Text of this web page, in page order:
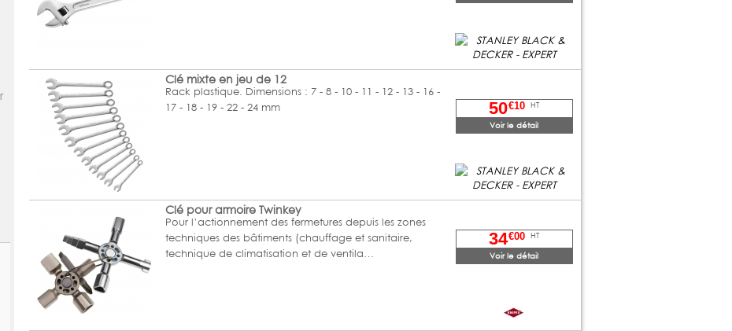
Clé mixte en jeu de 12
Rack plastique. Dimensions : 7 - 8 - 10 - 11 - 12 - 13 - 16 -
17 - 18 - 19 - 22 - 24 mm
50€10 HT
Voir le détail
Clé pour armoire Twinkey
Pour l’actionnement des fermetures depuis les zones
techniques des bâtiments (chauffage et sanitaire,
technique de climatisation et de ventila…
34€00 HT
Voir le détail